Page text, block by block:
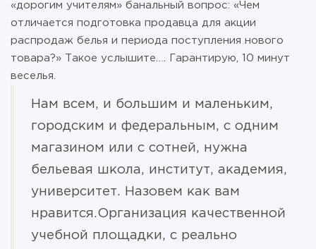
«дорогим учителям» банальный вопрос: «Чем
отличается подготовка продавца для акции
распродаж белья и периода поступления нового
товара?» Такое услышите…. Гарантирую, 10 минут
веселья.
Нам всем, и большим и маленьким,
городским и федеральным, с одним
магазином или с сотней, нужна
бельевая школа, институт, академия,
университет. Назовем как вам
нравится.Организация качественной
учебной площадки, с реально